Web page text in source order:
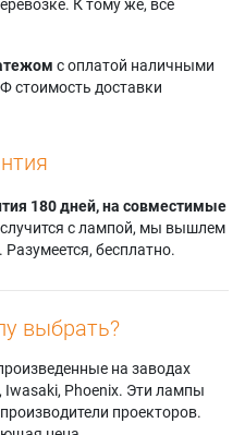
К тому же, все
с оплатой наличными
стоимость доставки
180 дней, на совместимые
случится с лампой, мы вышлем
бесплатно.
выбрать?
на заводах
Iwasaki, Phoenix. Эти лампы
проекторов.